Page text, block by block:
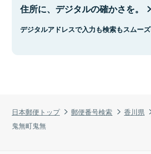
日本郵便トップ 郵便番号検索 香川県
鬼無町鬼無
住所に、デジタルの確かさを。
デジタルアドレスで入力も検索もスムーズ